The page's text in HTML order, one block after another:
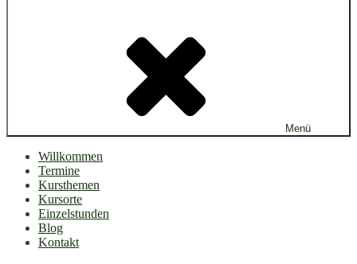
Menü
Willkommen
Termine
Kursthemen
Kursorte
Einzelstunden
Blog
Kontakt